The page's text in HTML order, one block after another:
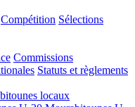
Compétition Sélections
Commissions
Statuts et règlements
locaux